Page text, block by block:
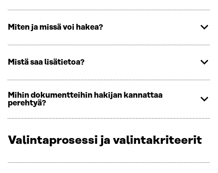
Miten ja missä voi hakea?
Mistä saa lisätietoa?
Mihin dokumentteihin hakijan kannattaa
perehtyä?
Valintaprosessi ja valintakriteerit